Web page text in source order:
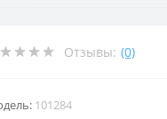
Отзывы: (0)
101284